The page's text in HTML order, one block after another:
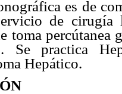
es de
de cirugía
toma percútanea
Se practica
Hepático.